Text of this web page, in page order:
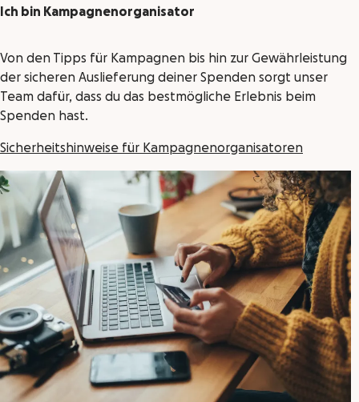
Ich bin Kampagnenorganisator
Von den Tipps für Kampagnen bis hin zur Gewährleistung
der sicheren Auslieferung deiner Spenden sorgt unser
Team dafür, dass du das bestmögliche Erlebnis beim
Spenden hast.
Sicherheitshinweise für Kampagnenorganisatoren